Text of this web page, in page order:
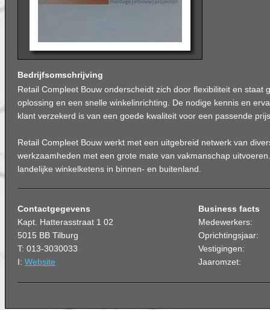
Bedrijfsomschrijving
Retail Compleet Bouw onderscheidt zich door flexibiliteit en staat
oplossing en een snelle winkelinrichting. De nodige kennis en
klant verzekerd is van een goede kwaliteit voor een passende
Retail Compleet Bouw werkt met een uitgebreid netwerk van
werkzaamheden met een grote mate van vakmanschap
landelijke winkelketens in binnen- en buitenland.
Contactgegevens
Kapt. Hatterasstraat 1 02
5015 BB Tilburg
T: 013-3030033
I: Website
Business facts
Medewerkers:
Oprichtingsjaar:
Vestigingen:
Jaaromzet: